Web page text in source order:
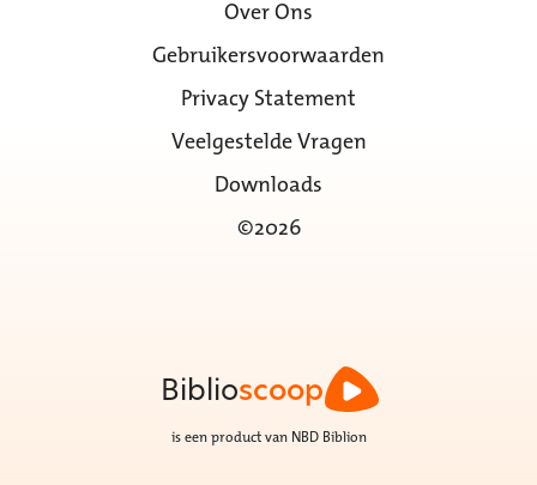
Over Ons
Gebruikersvoorwaarden
Privacy Statement
Veelgestelde Vragen
Downloads
©2026
Biblioscoop
is een product van NBD Biblion